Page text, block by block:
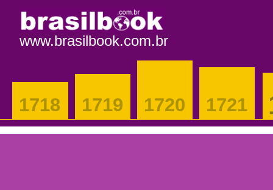
www.brasilbook.com.br
1718 1719 1720 1721